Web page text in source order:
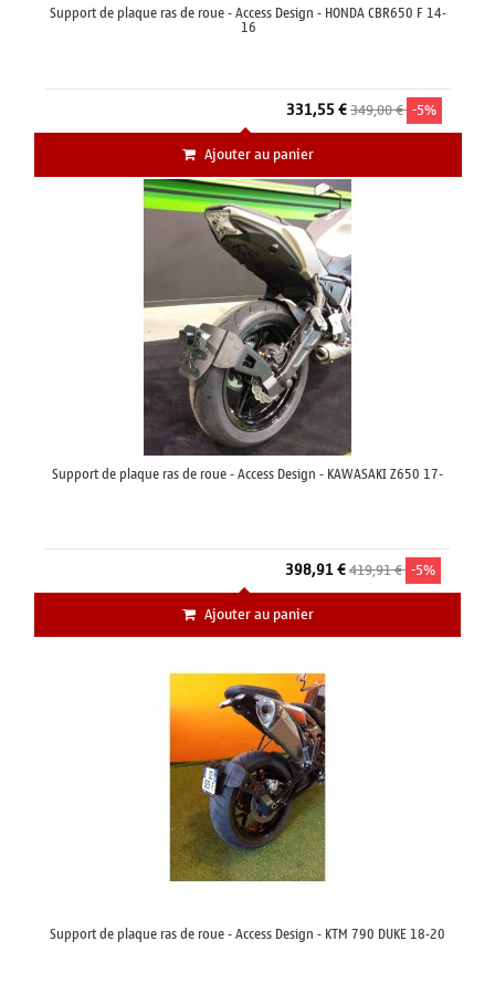
Support de plaque ras de roue - Access Design - HONDA CBR650 F 14-
16
331,55 €349,00 € -5%
Ajouter au panier
Support de plaque ras de roue - Access Design - KAWASAKI Z650 17-
398,91 €419,91 € -5%
Ajouter au panier
Support de plaque ras de roue - Access Design - KTM 790 DUKE 18-20